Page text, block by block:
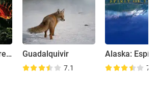
Gigantes voladores 3D con David Attenborough Guadalquivir
7.1 7.1